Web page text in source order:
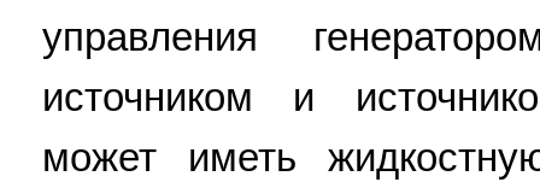
управления
источником и
может иметь